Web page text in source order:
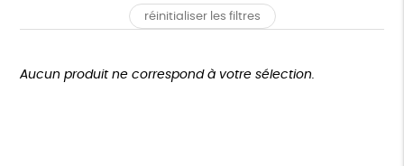
PAPETERIE
Prix : du + cher au - cher
Plus de 200€
Fabriqué en Europe Fabriqué en France
réinitialiser les filtres
Aucun produit ne correspond à votre sélection.